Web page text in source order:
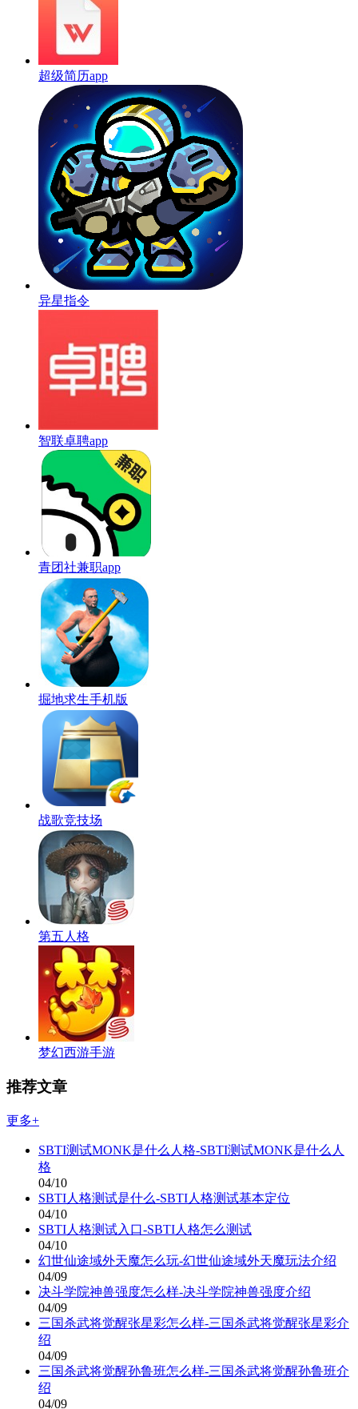
超级简历app
异星指令
智联卓聘app
青团社兼职app
掘地求生手机版
战歌竞技场
第五人格
梦幻西游手游
推荐文章
更多+
SBTI测试MONK是什么人格-SBTI测试MONK是什么人
格
04/10
SBTI人格测试是什么-SBTI人格测试基本定位
04/10
SBTI人格测试入口-SBTI人格怎么测试
04/10
幻世仙途域外天魔怎么玩-幻世仙途域外天魔玩法介绍
04/09
决斗学院神兽强度怎么样-决斗学院神兽强度介绍
04/09
三国杀武将觉醒张星彩怎么样-三国杀武将觉醒张星彩介
绍
04/09
三国杀武将觉醒孙鲁班怎么样-三国杀武将觉醒孙鲁班介
绍
04/09